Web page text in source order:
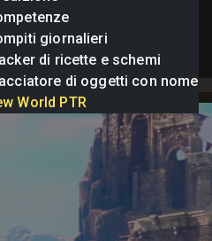
giornalieri
di ricette e schemi
di oggetti con nome
World PTR